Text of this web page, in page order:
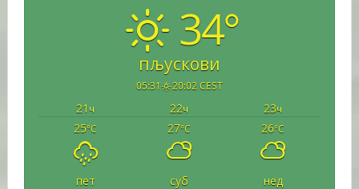
34°
пљускови
05:31 20:02 CEST
21 ч 22ч 23ч
25°C 27°C 26°C
пет суб
нед